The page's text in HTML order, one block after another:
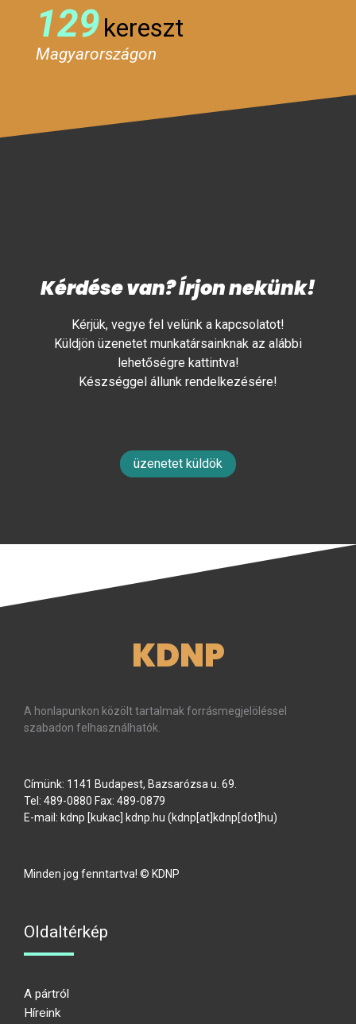
129kereszt
Magyarországon
Kérdése van? Írjon nekünk!
Kérjük, vegye fel velünk a kapcsolatot!
Küldjön üzenetet munkatársainknak az alábbi
lehetőségre kattintva!
Készséggel állunk rendelkezésére!
üzenetet küldök
KDNP
A honlapunkon közölt tartalmak forrásmegjelöléssel
szabadon felhasználhatók.
Címünk: 1141 Budapest, Bazsarózsa u. 69.
Tel: 489-0880 Fax: 489-0879
E-mail: kdnp [kukac] kdnp.hu (kdnp[at]kdnp[dot]hu)
Minden jog fenntartva! © KDNP
Oldaltérkép
A pártról
Híreink